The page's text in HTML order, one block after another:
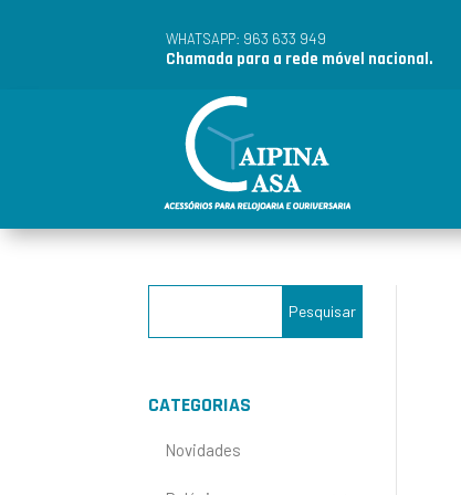
WHATSAPP: 963 633 949
Chamada para a rede móvel nacional.
CATEGORIAS
Novidades